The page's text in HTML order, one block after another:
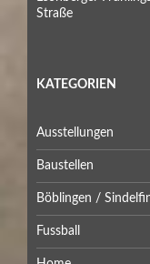
Straße
KATEGORIEN
Ausstellungen
Baustellen
Böblingen /
Fussball